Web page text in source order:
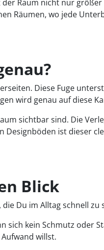
der Raum nicht nur
Räumen, wo jede
Diese Fuge
wird genau auf diese
sichtbar sind. Die
ist dieser
Blick
Du im Alltag schnell zu
kein Schmutz oder
willst.